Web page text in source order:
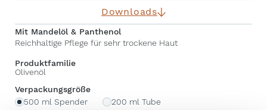
Downloads
Mit Mandelöl & Panthenol
Reichhaltige Pflege für sehr trockene Haut
Produktfamilie
Olivenöl
Verpackungsgröße
500 ml Spender
200 ml Tube